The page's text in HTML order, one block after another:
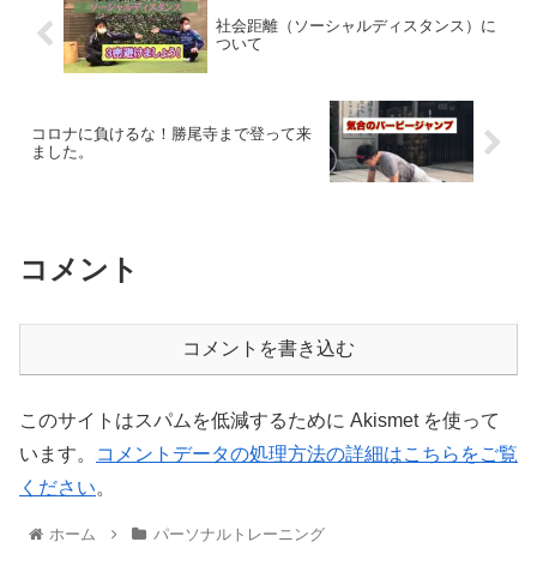
社会距離（ソーシャルディスタンス）に
ついて
コロナに負けるな！勝尾寺まで登って来
ました。
コメント
コメントを書き込む
このサイトはスパムを低減するために Akismet を使って
います。
コメントデータの処理方法の詳細はこちらをご覧
ください。
ホーム パーソナルトレーニング